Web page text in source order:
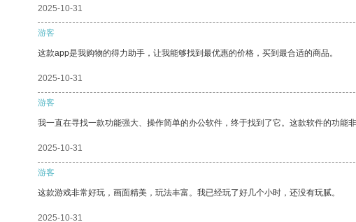
2025-10-31
游客
这款app是我购物的得力助手，让我能够找到最优惠的价格，买到最合适的商品。
2025-10-31
游客
我一直在寻找一款功能强大、操作简单的办公软件，终于找到了它。这款软件的功能
2025-10-31
游客
这款游戏非常好玩，画面精美，玩法丰富。我已经玩了好几个小时，还没有玩腻。
2025-10-31